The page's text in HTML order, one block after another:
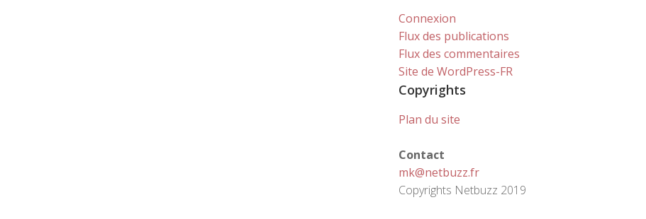
Connexion
Flux des publications
Flux des commentaires
Site de WordPress-FR
Copyrights
Plan du site
Contact
mk@netbuzz.fr
Copyrights Netbuzz 2019